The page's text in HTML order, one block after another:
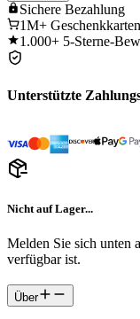
Sichere Bezahlung
1M+
1.000+ 5-Sterne-
Unterstützte
Nicht auf Lager...
Melden Sie sich unten
verfügbar ist.
Über